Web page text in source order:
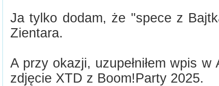
Ja tylko dodam, że "spece z
Zientara.
A przy okazji, uzupełniłem wpis
zdjęcie XTD z Boom!Party 2025.